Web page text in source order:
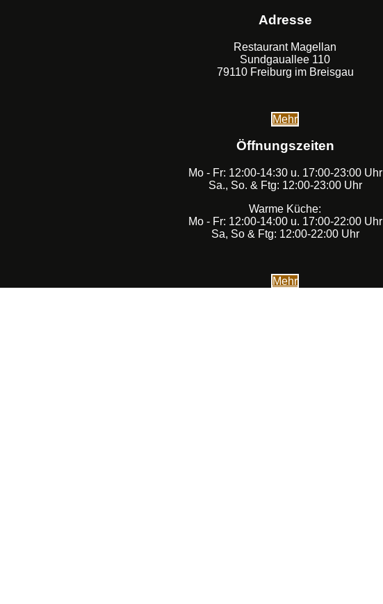
Adresse
Restaurant Magellan
Sundgauallee 110
79110 Freiburg im Breisgau
Mehr
Öffnungszeiten
Mo - Fr: 12:00-14:30 u. 17:00-23:00 Uhr
Sa., So. & Ftg: 12:00-23:00 Uhr
Warme Küche:
Mo - Fr: 12:00-14:00 u. 17:00-22:00 Uhr
Sa, So & Ftg: 12:00-22:00 Uhr
Mehr